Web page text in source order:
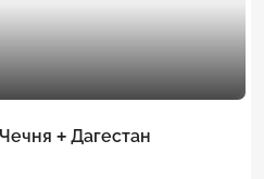
+ Дагестан